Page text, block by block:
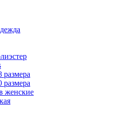
размера
размера
женские